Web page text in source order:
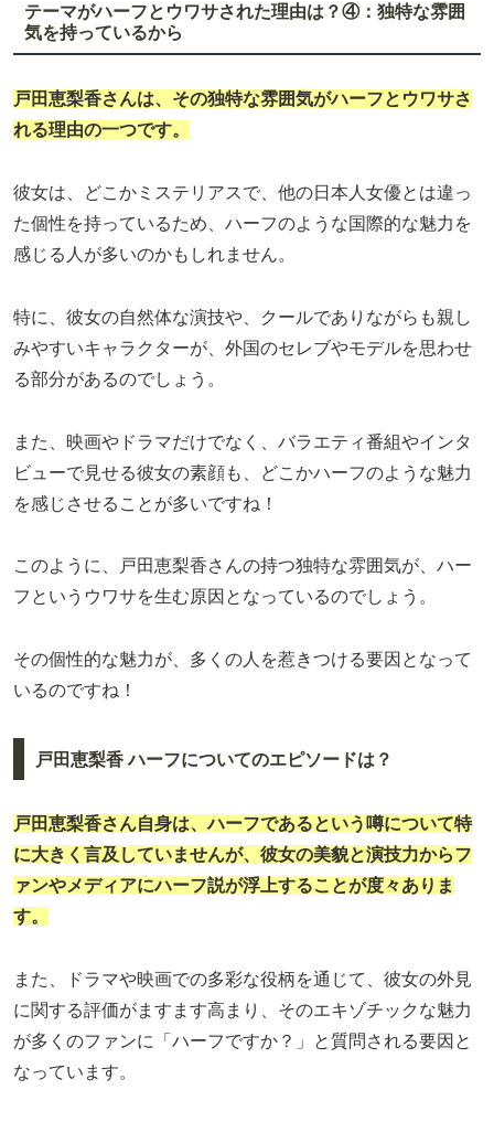
テーマがハーフとウワサされた理由は？④：独特な雰囲
気を持っているから
戸田恵梨香さんは、その独特な雰囲気がハーフとウワサさ
れる理由の一つです。
彼女は、どこかミステリアスで、他の日本人女優とは違っ
た個性を持っているため、ハーフのような国際的な魅力を
感じる人が多いのかもしれません。
特に、彼女の自然体な演技や、クールでありながらも親し
みやすいキャラクターが、外国のセレブやモデルを思わせ
る部分があるのでしょう。
また、映画やドラマだけでなく、バラエティ番組やインタ
ビューで見せる彼女の素顔も、どこかハーフのような魅力
を感じさせることが多いですね！
このように、戸田恵梨香さんの持つ独特な雰囲気が、ハー
フというウワサを生む原因となっているのでしょう。
その個性的な魅力が、多くの人を惹きつける要因となって
いるのですね！
戸田恵梨香 ハーフについてのエピソードは？
戸田恵梨香さん自身は、ハーフであるという噂について特
に大きく言及していませんが、彼女の美貌と演技力からフ
ァンやメディアにハーフ説が浮上することが度々ありま
す。
また、ドラマや映画での多彩な役柄を通じて、彼女の外見
に関する評価がますます高まり、そのエキゾチックな魅力
が多くのファンに「ハーフですか？」と質問される要因と
なっています。